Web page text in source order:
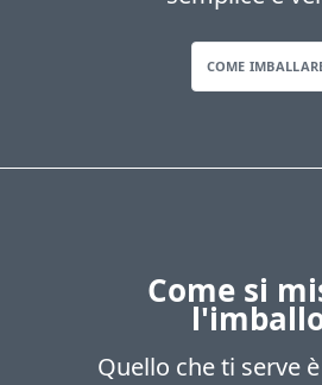
COME
Come si
Quello che ti serve